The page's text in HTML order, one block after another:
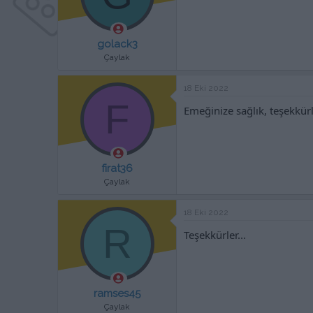
golack3
Çaylak
F
firat36
Çaylak
18 Eki 2022
Emeğinize sağlık,
R
ramses45
Çaylak
18 Eki 2022
Teşekkürler...